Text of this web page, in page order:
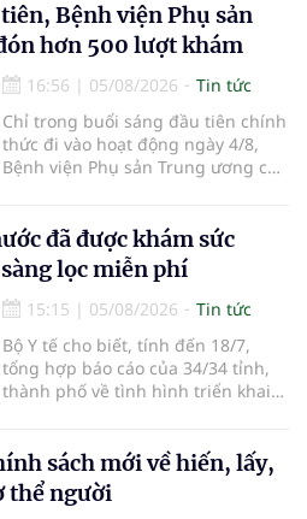
Bệnh viện Phụ sản
hơn 500 lượt khám
16:56 | 05/08/2026
Tin tức
Chỉ trong buổi sáng đầu tiên chính
thức đi vào hoạt động ngày 4/8,
Bệnh viện Phụ sản Trung ương cơ
em bé đầu tiên chào đời.
đã được khám sức
lọc miễn phí
15:15 | 05/08/2026
Tin tức
Bộ Y tế cho biết, tính đến 18/7,
tổng hợp báo cáo của 34/34 tỉnh,
thành phố về tình hình triển khai
nhận 32.286.360 người, chiếm gần
30% dân số cả nước đã được khám
sức khỏe định kỳ năm nay.
sách mới về hiến, lấy,
thể người